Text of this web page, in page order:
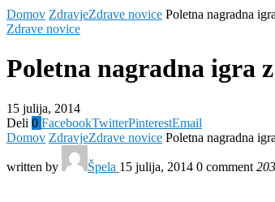
Domov ZdravjeZdrave novice Poletna nagradna
Zdrave novice
Poletna nagradna igra
15 julija, 2014
Deli 0 FacebookTwitterPinterestEmail
Domov ZdravjeZdrave novice Poletna nagradna
written by Špela 15 julija, 2014 0 comment 203